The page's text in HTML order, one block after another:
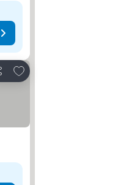
Agregar a favoritos